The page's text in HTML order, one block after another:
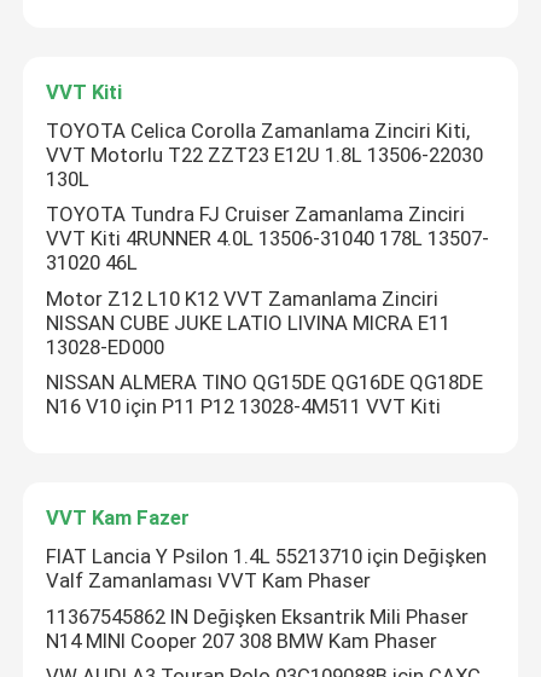
VVT Kiti
TOYOTA Celica Corolla Zamanlama Zinciri Kiti,
VVT Motorlu T22 ZZT23 E12U 1.8L 13506-22030
130L
TOYOTA Tundra FJ Cruiser Zamanlama Zinciri
VVT Kiti 4RUNNER 4.0L 13506-31040 178L 13507-
31020 46L
Motor Z12 L10 K12 VVT Zamanlama Zinciri
NISSAN CUBE JUKE LATIO LIVINA MICRA E11
13028-ED000
NISSAN ALMERA TINO QG15DE QG16DE QG18DE
N16 V10 için P11 P12 13028-4M511 VVT Kiti
VVT Kam Fazer
FIAT Lancia Y Psilon 1.4L 55213710 için Değişken
Valf Zamanlaması VVT Kam Phaser
11367545862 IN Değişken Eksantrik Mili Phaser
N14 MINI Cooper 207 308 BMW Kam Phaser